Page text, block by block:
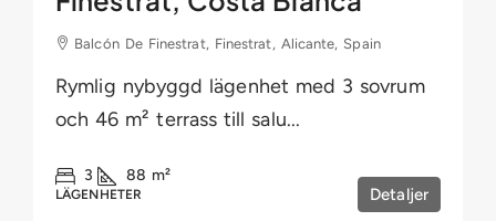
Balcón De Finestrat, Finestrat, Alicante, Spain
Rymlig nybyggd lägenhet med 3 sovrum
och 46 m² terrass till salu...
3 88 m²
LÄGENHETER Detaljer